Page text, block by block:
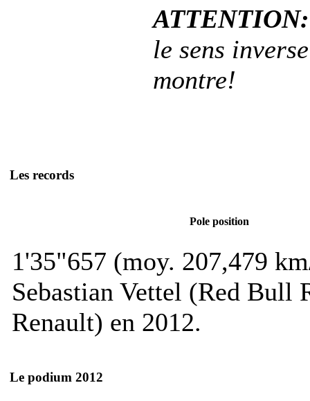
ATTENTION:
le sens
montre!
Les records
Pole position
1'35"657 (moy. 207,479
Sebastian Vettel (Red Bull
Renault) en 2012.
Le podium 2012